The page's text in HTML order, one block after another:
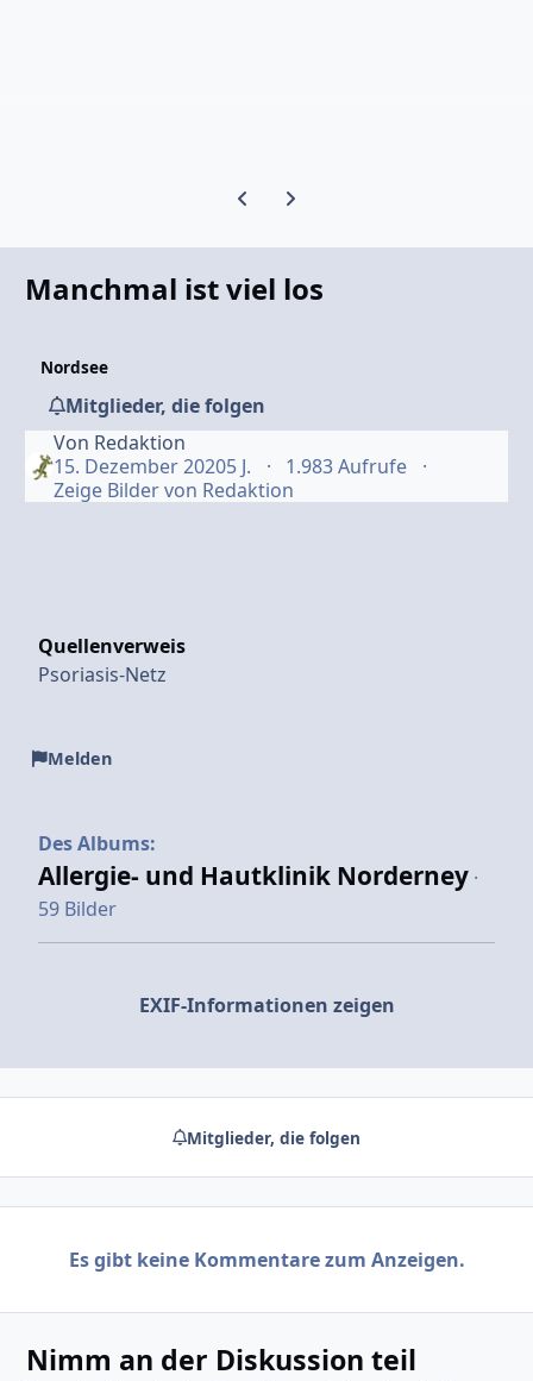
Vorherige Karussell-Folie
Nächste Karussell-Folie
Manchmal ist viel los
Nordsee
Mitglieder, die folgen
Von Redaktion
15. Dezember 20205 J.
1.983 Aufrufe
Zeige Bilder von Redaktion
Quellenverweis
Psoriasis-Netz
Melden
Des Albums:
Allergie- und Hautklinik Norderney ·
59 Bilder
EXIF-Informationen zeigen
Mitglieder, die folgen
Es gibt keine Kommentare zum Anzeigen.
Nimm an der Diskussion teil